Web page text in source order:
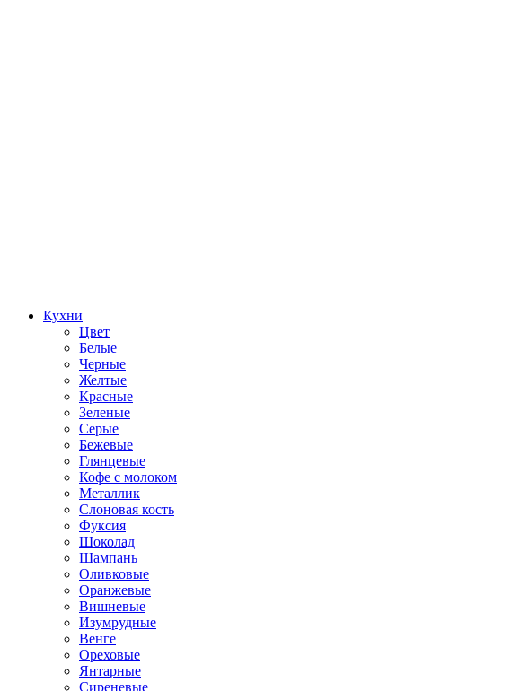
Кухни
Цвет
Белые
Черные
Желтые
Красные
Зеленые
Серые
Бежевые
Глянцевые
Кофе с молоком
Металлик
Слоновая кость
Фуксия
Шоколад
Шампань
Оливковые
Оранжевые
Вишневые
Изумрудные
Венге
Ореховые
Янтарные
Сиреневые